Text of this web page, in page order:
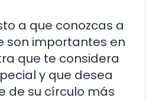
a que conozcas a
son importantes en
que te considera
y que desea
de su círculo más